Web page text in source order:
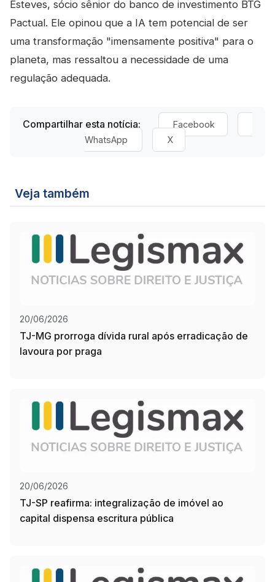
Esteves, sócio sênior do banco de investimento BTG
Pactual. Ele opinou que a IA tem potencial de ser
uma transformação "imensamente positiva" para o
planeta, mas ressaltou a necessidade de uma
regulação adequada.
Compartilhar esta notícia:
Facebook
WhatsApp
X
Veja também
20/06/2026
TJ-MG prorroga dívida rural após erradicação de
lavoura por praga
20/06/2026
TJ-SP reafirma: integralização de imóvel ao
capital dispensa escritura pública